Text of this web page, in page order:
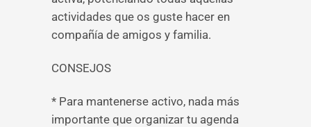
actividades que os guste hacer en
compañía de amigos y familia.
CONSEJOS
* Para mantenerse activo, nada más
importante que organizar tu agenda